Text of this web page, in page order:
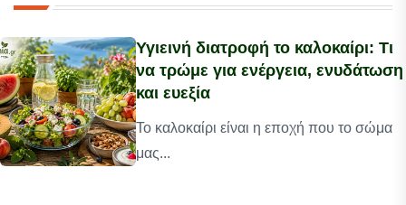
Υγιεινή διατροφή το καλοκαίρι: Τι
να τρώμε για ενέργεια, ενυδάτωση
και ευεξία
Το καλοκαίρι είναι η εποχή που το σώμα
μας...